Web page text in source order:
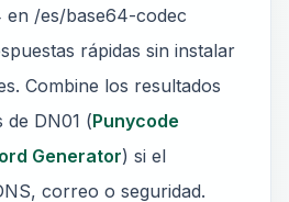
en /es/base64-codec
rápidas sin instalar
Combine los resultados
de DN01 (Punycode
Generator) si el
correo o seguridad.